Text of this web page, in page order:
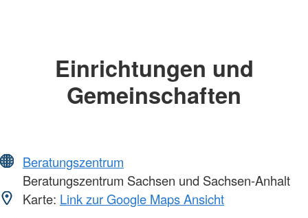
Einrichtungen und
Gemeinschaften
Beratungszentrum
Beratungszentrum Sachsen und Sachsen-Anhalt
Karte: Link zur Google Maps Ansicht